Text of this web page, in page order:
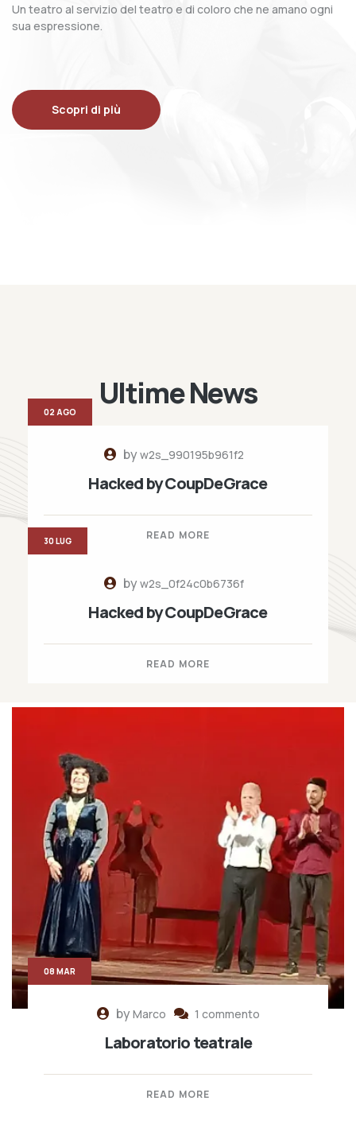
Un teatro al servizio del teatro e di coloro che ne amano ogni
sua espressione.
Scopri di più
Ultime News
byw2s_990195b961f2
Hacked by CoupDeGrace
READ MORE
02 AGO
byw2s_0f24c0b6736f
Hacked by CoupDeGrace
READ MORE
30 LUG
byMarco 1 commento
Laboratorio teatrale
READ MORE
08 MAR